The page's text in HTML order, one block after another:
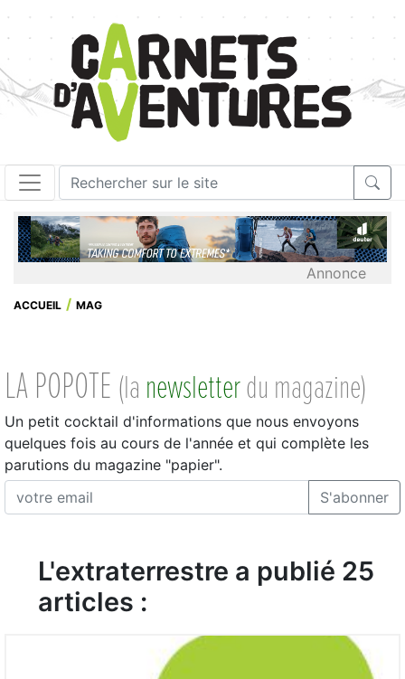
Annonce
ACCUEIL MAG
LA POPOTE (la newsletterdu magazine)
Un petit cocktail d'informations que nous envoyons
quelques fois au cours de l'année et qui complète les
parutions du magazine "papier".
S'abonner
L'extraterrestre a publié 25
articles :
2